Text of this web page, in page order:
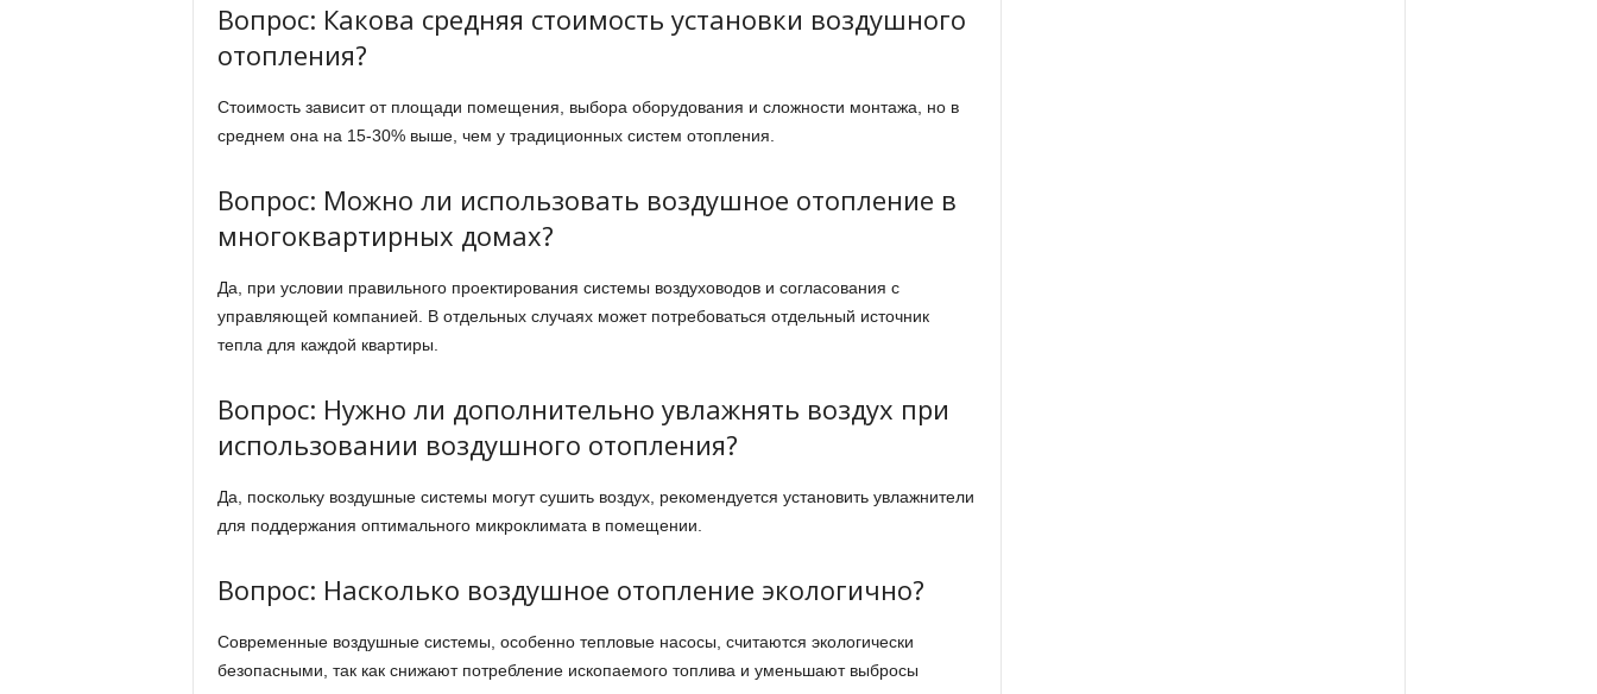
Вопрос: Какова средняя стоимость установки воздушного
отопления?
Стоимость зависит от площади помещения, выбора оборудования и сложности монтажа, но в
среднем она на 15-30% выше, чем у традиционных систем отопления.
Вопрос: Можно ли использовать воздушное отопление в
многоквартирных домах?
Да, при условии правильного проектирования системы воздуховодов и согласования с
управляющей компанией. В отдельных случаях может потребоваться отдельный источник
тепла для каждой квартиры.
Вопрос: Нужно ли дополнительно увлажнять воздух при
использовании воздушного отопления?
Да, поскольку воздушные системы могут сушить воздух, рекомендуется установить увлажнители
для поддержания оптимального микроклимата в помещении.
Вопрос: Насколько воздушное отопление экологично?
Современные воздушные системы, особенно тепловые насосы, считаются экологически
безопасными, так как снижают потребление ископаемого топлива и уменьшают выбросы